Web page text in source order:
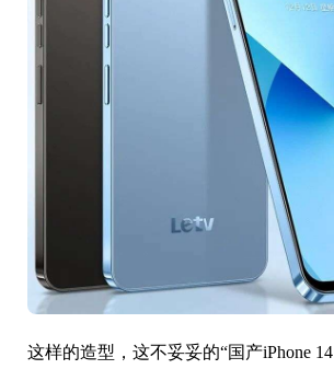
这样的造型，这不妥妥的“国产iPhone 14